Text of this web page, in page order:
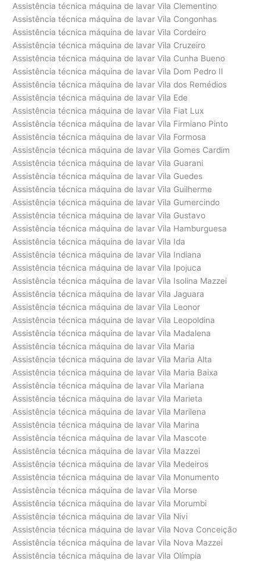
Assistência técnica máquina de lavar Vila Clementino
Assistência técnica máquina de lavar Vila Congonhas
Assistência técnica máquina de lavar Vila Cordeiro
Assistência técnica máquina de lavar Vila Cruzeiro
Assistência técnica máquina de lavar Vila Cunha Bueno
Assistência técnica máquina de lavar Vila Dom Pedro II
Assistência técnica máquina de lavar Vila dos Remédios
Assistência técnica máquina de lavar Vila Ede
Assistência técnica máquina de lavar Vila Fiat Lux
Assistência técnica máquina de lavar Vila Firmiano Pinto
Assistência técnica máquina de lavar Vila Formosa
Assistência técnica máquina de lavar Vila Gomes Cardim
Assistência técnica máquina de lavar Vila Guarani
Assistência técnica máquina de lavar Vila Guedes
Assistência técnica máquina de lavar Vila Guilherme
Assistência técnica máquina de lavar Vila Gumercindo
Assistência técnica máquina de lavar Vila Gustavo
Assistência técnica máquina de lavar Vila Hamburguesa
Assistência técnica máquina de lavar Vila Ida
Assistência técnica máquina de lavar Vila Indiana
Assistência técnica máquina de lavar Vila Ipojuca
Assistência técnica máquina de lavar Vila Isolina Mazzei
Assistência técnica máquina de lavar Vila Jaguara
Assistência técnica máquina de lavar Vila Leonor
Assistência técnica máquina de lavar Vila Leopoldina
Assistência técnica máquina de lavar Vila Madalena
Assistência técnica máquina de lavar Vila Maria
Assistência técnica máquina de lavar Vila Maria Alta
Assistência técnica máquina de lavar Vila Maria Baixa
Assistência técnica máquina de lavar Vila Mariana
Assistência técnica máquina de lavar Vila Marieta
Assistência técnica máquina de lavar Vila Marilena
Assistência técnica máquina de lavar Vila Marina
Assistência técnica máquina de lavar Vila Mascote
Assistência técnica máquina de lavar Vila Mazzei
Assistência técnica máquina de lavar Vila Medeiros
Assistência técnica máquina de lavar Vila Monumento
Assistência técnica máquina de lavar Vila Morse
Assistência técnica máquina de lavar Vila Morumbi
Assistência técnica máquina de lavar Vila Nivi
Assistência técnica máquina de lavar Vila Nova Conceição
Assistência técnica máquina de lavar Vila Nova Mazzei
Assistência técnica máquina de lavar Vila Olímpia